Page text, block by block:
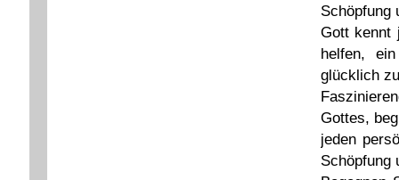
Schöpfung
Gott kennt
helfen,
glücklich
Gottes,
jeden
Schöpfung